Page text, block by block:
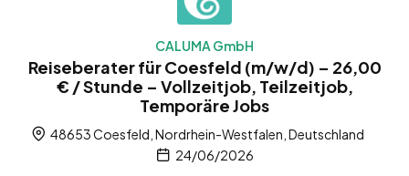
CALUMA GmbH
Reiseberater für Coesfeld (m/w/d) – 26,00
€ / Stunde – Vollzeitjob, Teilzeitjob,
Temporäre Jobs
48653 Coesfeld, Nordrhein-Westfalen, Deutschland
24/06/2026